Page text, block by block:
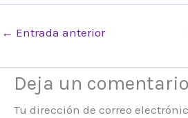
← Entrada anterior
Deja un comentario
Tu dirección de correo